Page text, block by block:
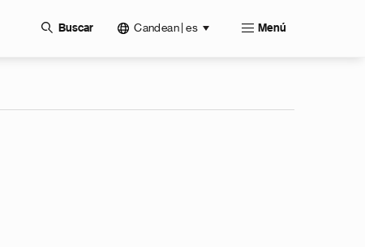
Buscar Candean | es Menú